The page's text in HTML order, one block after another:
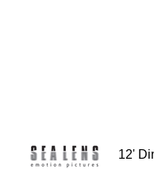
12'